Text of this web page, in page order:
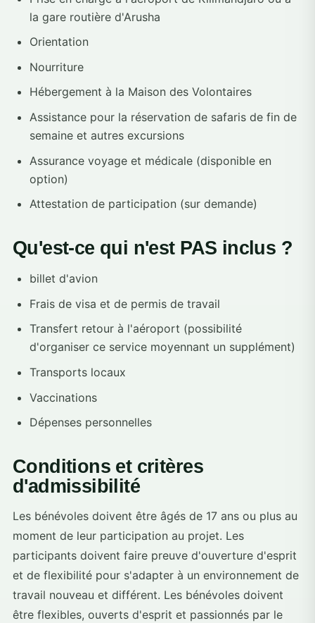
la gare routière d'Arusha
Orientation
Nourriture
Hébergement à la Maison des Volontaires
Assistance pour la réservation de safaris de fin de
semaine et autres excursions
Assurance voyage et médicale (disponible en
option)
Attestation de participation (sur demande)
Qu'est-ce qui n'est PAS inclus ?
billet d'avion
Frais de visa et de permis de travail
Transfert retour à l'aéroport (possibilité
d'organiser ce service moyennant un supplément)
Transports locaux
Vaccinations
Dépenses personnelles
Conditions et critères
d'admissibilité
Les bénévoles doivent être âgés de 17 ans ou plus au
moment de leur participation au projet. Les
participants doivent faire preuve d'ouverture d'esprit
et de flexibilité pour s'adapter à un environnement de
travail nouveau et différent. Les bénévoles doivent
être flexibles, ouverts d'esprit et passionnés par le